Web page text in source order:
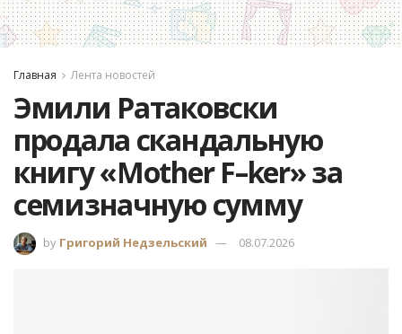
Главная Лента новостей
Эмили Ратаковски
продала скандальную
книгу «Mother F–ker» за
семизначную сумму
by Григорий Недзельский 08.07.2026